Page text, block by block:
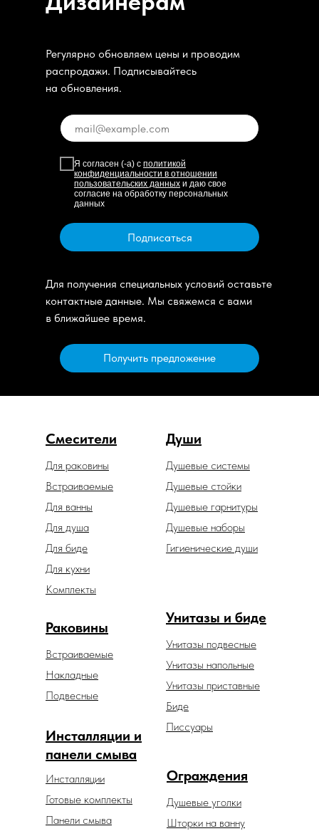
Регулярно обновляем цены и проводим
распродажи. Подписывайтесь
на обновления.
Я согласен (-а) с политикой
конфиденциальности в отношении
пользовательских данных и даю свое
согласие на обработку персональных
данных
Подписаться
Для получения специальных условий оставьте
контактные данные. Мы свяжемся с вами
в ближайшее время.
Получить предложение
Смесители Души
Душевые гарнитуры
Душевые системы
Гигиенические души
Душевые наборы
Унитазы и биде
Унитазы подвесные
Унитазы напольные
Унитазы приставные
Раковины
Встраиваемые
Накладные
Подвесные
Встраиваемые
Для биде
Для ванны
Для душа
Для раковины
Для кухни
Ограждения
Душевые уголки
Шторки на ванну
Душевые стойки
Биде
Инсталляции и
панели смыва
Инсталляции
Готовые комплекты
Панели смыва
Комплекты
Писсуары